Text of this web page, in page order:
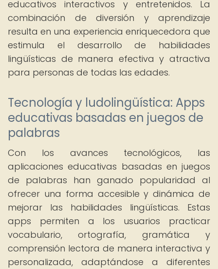
educativos interactivos y entretenidos. La
combinación de diversión y aprendizaje
resulta en una experiencia enriquecedora que
estimula el desarrollo de habilidades
lingüísticas de manera efectiva y atractiva
para personas de todas las edades.
Tecnología y ludolingüística: Apps
educativas basadas en juegos de
palabras
Con los avances tecnológicos, las
aplicaciones educativas basadas en juegos
de palabras han ganado popularidad al
ofrecer una forma accesible y dinámica de
mejorar las habilidades lingüísticas. Estas
apps permiten a los usuarios practicar
vocabulario, ortografía, gramática y
comprensión lectora de manera interactiva y
personalizada, adaptándose a diferentes